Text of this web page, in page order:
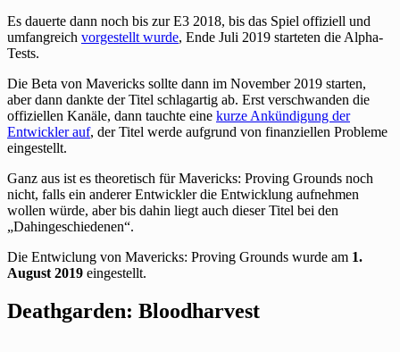
Es dauerte dann noch bis zur E3 2018, bis das Spiel offiziell und
umfangreich vorgestellt wurde, Ende Juli 2019 starteten die Alpha-
Tests.
Die Beta von Mavericks sollte dann im November 2019 starten,
aber dann dankte der Titel schlagartig ab. Erst verschwanden die
offiziellen Kanäle, dann tauchte eine kurze Ankündigung der
Entwickler auf, der Titel werde aufgrund von finanziellen Probleme
eingestellt.
Ganz aus ist es theoretisch für Mavericks: Proving Grounds noch
nicht, falls ein anderer Entwickler die Entwicklung aufnehmen
wollen würde, aber bis dahin liegt auch dieser Titel bei den
„Dahingeschiedenen“.
Die Entwiclung von Mavericks: Proving Grounds wurde am 1.
August 2019 eingestellt.
Deathgarden: Bloodharvest